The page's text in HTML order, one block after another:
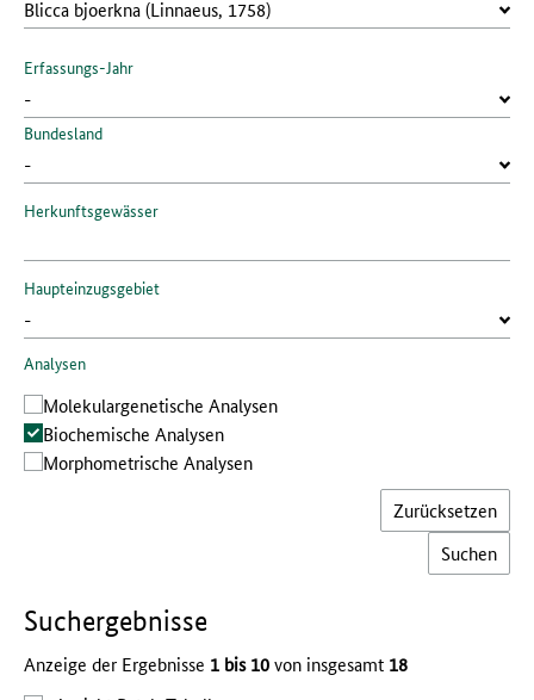
Erfassungs-Jahr
Bundesland
Herkunftsgewässer
Haupteinzugsgebiet
Analysen
Molekular­genetische Analysen
Bio­chemische Analysen
Morphometrische Analysen
Zurücksetzen
Such­ergebnisse
Anzeige der Ergebnisse 1 bis 10von insgesamt 18